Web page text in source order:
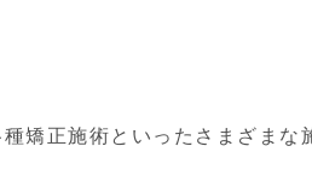
矯正施術といったさまざまな